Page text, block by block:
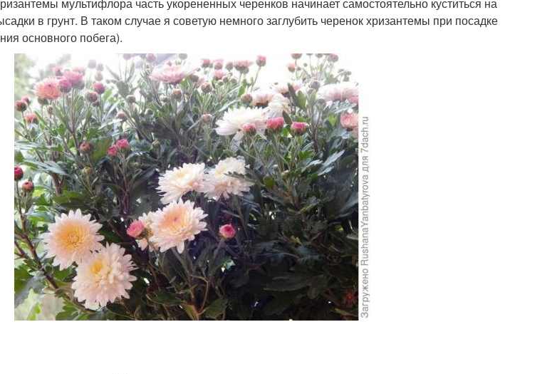
в грунт. В таком случае я советую немного заглубить черенок хризантемы при посадке
основного побега).